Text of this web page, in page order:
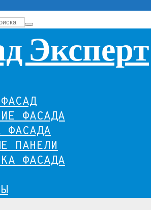
Эксперт
ФАСАДА
ФАСАДА
ПАНЕЛИ
ФАСАДА